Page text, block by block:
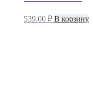
539.00 ₽ В корзину